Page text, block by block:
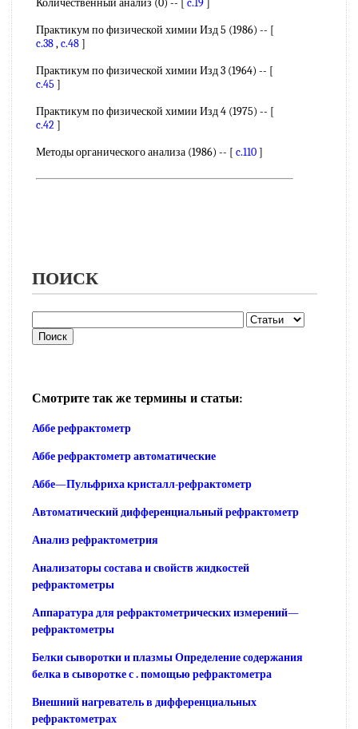
Количественный анализ (0) -- [ c.19]
Практикум по физической химии Изд 5 (1986) -- [
c.38,c.48]
Практикум по физической химии Изд 3 (1964) -- [
c.45 ]
Практикум по физической химии Изд 4 (1975) -- [
c.42]
Методы органического анализа (1986) -- [ c.110]
ПОИСК
Смотрите так же термины и статьи:
Аббе рефрактометр
Аббе рефрактометр автоматические
Аббе—Пульфриха кристалл-рефрактометр
Автоматический дифференциальный рефрактометр
Анализ рефрактометрия
Анализаторы состава и свойств жидкостей
рефрактометры
Аппаратура для рефрактометрических измерений—
рефрактометры
Белки сыворотки и плазмы Определение содержания
белка в сыворотке с . помощью рефрактометра
Внешний нагреватель в дифференциальных
рефрактометрах